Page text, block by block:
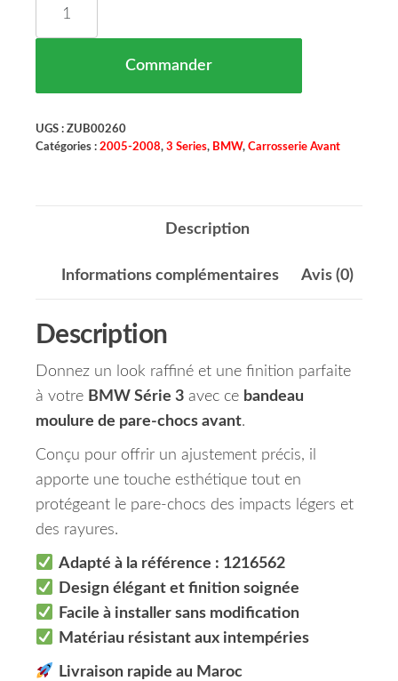
Commander
UGS : ZUB00260
Catégories : 2005-2008, 3 Series, BMW, Carrosserie Avant
Description
Informations complémentaires Avis (0)
Description
Donnez un look raffiné et une finition parfaite
à votre BMW Série 3 avec ce bandeau
moulure de pare-chocs avant.
Conçu pour offrir un ajustement précis, il
apporte une touche esthétique tout en
protégeant le pare-chocs des impacts légers et
des rayures.
Adapté à la référence : 1216562
Design élégant et finition soignée
Facile à installer sans modification
Matériau résistant aux intempéries
Livraison rapide au Maroc